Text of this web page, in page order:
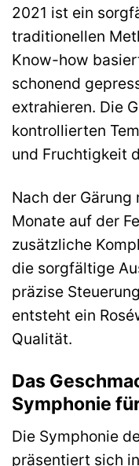
2021 ist ein
traditionellen
Know-how
schonend
extrahieren. Die
kontrollierten
und Fruchtigkeit
Nach der
Monate auf der
zusätzliche
die sorgfältige
präzise
entsteht ein
Qualität.
Das
Symphonie
Die Symphonie
präsentiert sich